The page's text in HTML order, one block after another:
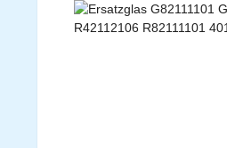
Bildergalerie überspringen